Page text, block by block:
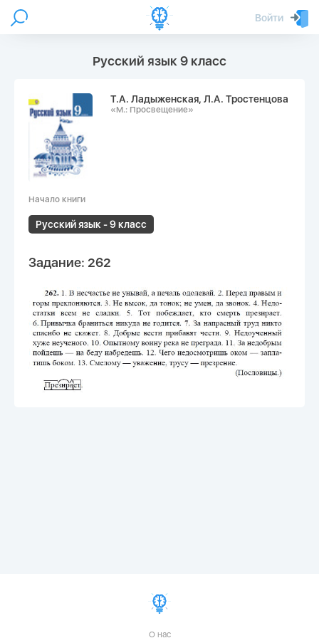
Войти
Русский язык 9 класс
Т.А. Ладыженская, Л.А. Тростенцова
«М.: Просвещение»
Начало книги
Русский язык - 9 класс
Задание: 262
О нас